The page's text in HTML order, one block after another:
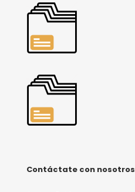
Contáctate con nosotros